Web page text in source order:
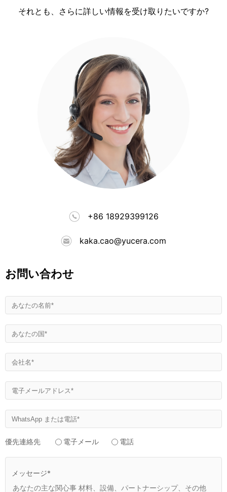
それとも、さらに詳しい情報を受け取りたいですか?
+86 18929399126
kaka.cao@yucera.com
お問い合わせ
優先連絡先 電子メール 電話
メッセージ*